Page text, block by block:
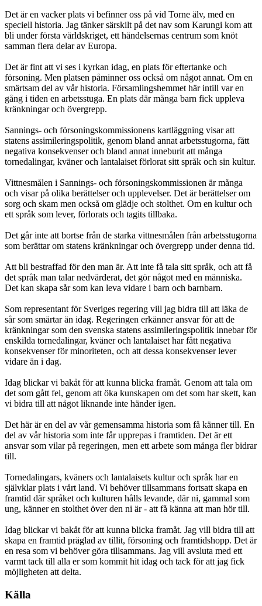
Det är en vacker plats vi befinner oss på vid Torne älv, med en
speciell historia. Jag tänker särskilt på det nav som Karungi kom att
bli under första världskriget, ett händelsernas centrum som knöt
samman flera delar av Europa.
Det är fint att vi ses i kyrkan idag, en plats för eftertanke och
försoning. Men platsen påminner oss också om något annat. Om en
smärtsam del av vår historia. Församlingshemmet här intill var en
gång i tiden en arbetsstuga. En plats där många barn fick uppleva
kränkningar och övergrepp.
Sannings- och försoningskommissionens kartläggning visar att
statens assimileringspolitik, genom bland annat arbetsstugorna, fått
negativa konsekvenser och bland annat inneburit att många
tornedalingar, kväner och lantalaiset förlorat sitt språk och sin kultur.
Vittnesmålen i Sannings- och försoningskommissionen är många
och visar på olika berättelser och upplevelser. Det är berättelser om
sorg och skam men också om glädje och stolthet. Om en kultur och
ett språk som lever, förlorats och tagits tillbaka.
Det går inte att bortse från de starka vittnesmålen från arbetsstugorna
som berättar om statens kränkningar och övergrepp under denna tid.
Att bli bestraffad för den man är. Att inte få tala sitt språk, och att få
det språk man talar nedvärderat, det gör något med en människa.
Det kan skapa sår som kan leva vidare i barn och barnbarn.
Som representant för Sveriges regering vill jag bidra till att läka de
sår som smärtar än idag. Regeringen erkänner ansvar för att de
kränkningar som den svenska statens assimileringspolitik innebar för
enskilda tornedalingar, kväner och lantalaiset har fått negativa
konsekvenser för minoriteten, och att dessa konsekvenser lever
vidare än i dag.
Idag blickar vi bakåt för att kunna blicka framåt. Genom att tala om
det som gått fel, genom att öka kunskapen om det som har skett, kan
vi bidra till att något liknande inte händer igen.
Det här är en del av vår gemensamma historia som få känner till. En
del av vår historia som inte får upprepas i framtiden. Det är ett
ansvar som vilar på regeringen, men ett arbete som många fler bidrar
till.
Tornedalingars, kväners och lantalaisets kultur och språk har en
självklar plats i vårt land. Vi behöver tillsammans fortsatt skapa en
framtid där språket och kulturen hålls levande, där ni, gammal som
ung, känner en stolthet över den ni är - att få känna att man hör till.
Idag blickar vi bakåt för att kunna blicka framåt. Jag vill bidra till att
skapa en framtid präglad av tillit, försoning och framtidshopp. Det är
en resa som vi behöver göra tillsammans. Jag vill avsluta med ett
varmt tack till alla er som kommit hit idag och tack för att jag fick
möjligheten att delta.
Källa